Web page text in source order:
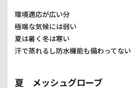
環境適応が広い分
極端な気候には弱い
夏は暑く冬は寒い
汗で蒸れるし防水機能も備わってない
夏 メッシュグローブ